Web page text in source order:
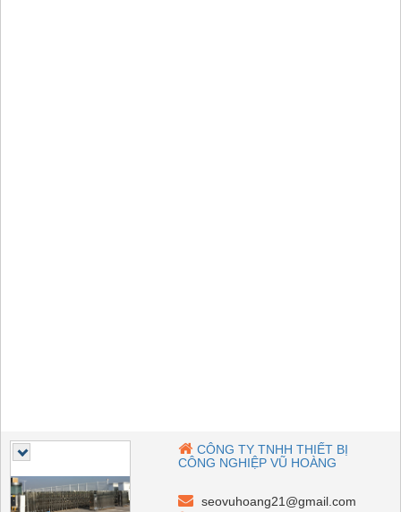
CÔNG TY TNHH THIẾT BỊ
CÔNG NGHIỆP VŨ HOÀNG
seovuhoang21@gmail.com